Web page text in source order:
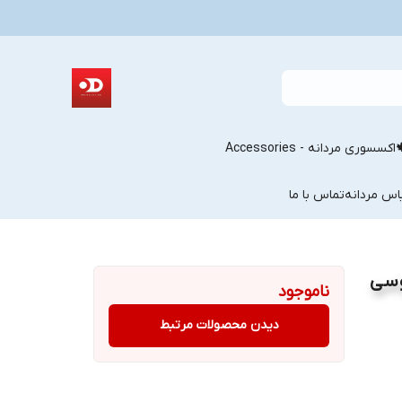
اکسسوری مردانه - Accessories
مردانهتماس با ما
ناموجود
دیدن محصولات مرتبط